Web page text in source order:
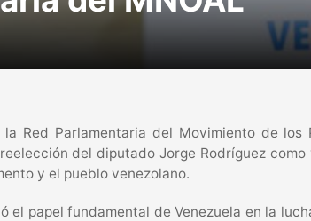
Red Parlamentaria del Movimiento de
del diputado Jorge Rodríguez
y el pueblo venezolano.
el papel fundamental de Venezuela en la